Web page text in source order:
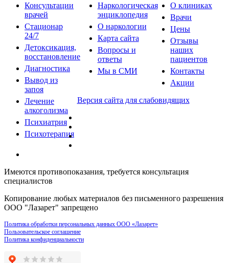
Консультации
врачей
Стационар
24/7
Детоксикация,
восстановление
Диагностика
Вывод из
запоя
Лечение
алкоголизма
Психиатрия
Психотерапия
Наркологическая
энциклопедия
О наркологии
Карта сайта
Вопросы и
ответы
Мы в СМИ
О клиниках
Врачи
Цены
Отзывы
наших
пациентов
Контакты
Акции
Версия сайта для слабовидящих
Имеются противопоказания, требуется консультация
специалистов
Копирование любых материалов без письменного разрешения
ООО "Лазарет" запрещено
Политика обработки персональных данных ООО «Лазарет»
Пользовательское соглашение
Политика конфиденциальности